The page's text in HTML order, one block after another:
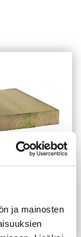
ja mainosten
mm
€/m²)
lisää